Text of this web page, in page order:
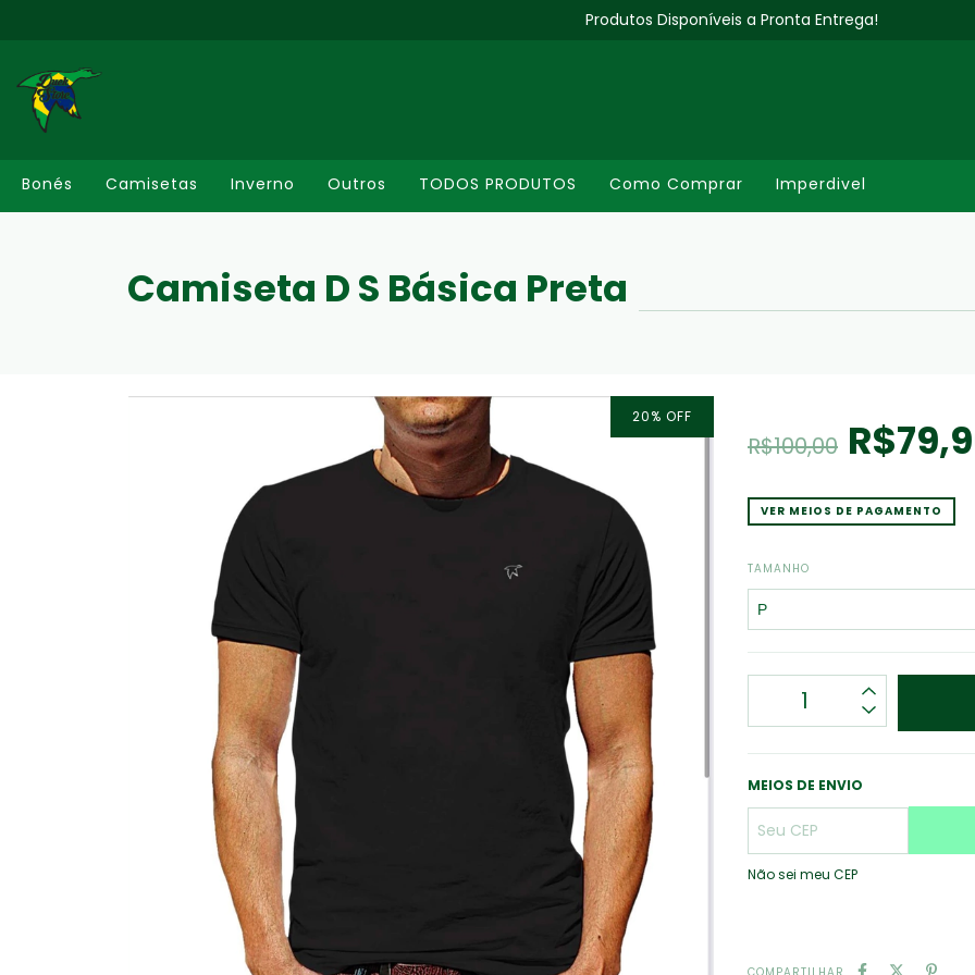
Produtos Disponíveis a Pronta Entrega!
Bonés Camisetas Inverno Outros TODOS PRODUTOS Como Comprar Imperdivel
Camiseta D S Básica Preta
20% OFF
R$100,00
VER MEIOS DE PAGAMENTO
TAMANHO
MEIOS DE ENVIO
Não sei meu CEP